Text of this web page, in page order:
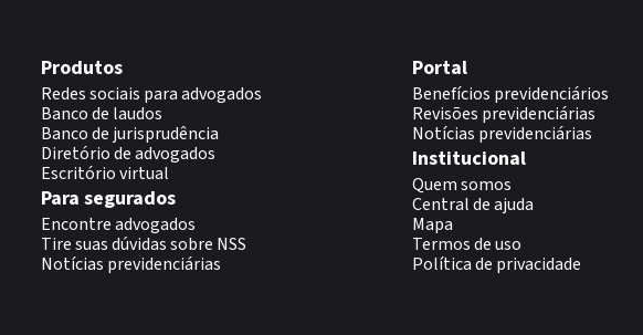
Produtos
Redes sociais para advogados
Banco de laudos
Banco de jurisprudência
Diretório de advogados
Escritório virtual
Para segurados
Encontre advogados
Tire suas dúvidas sobre NSS
Notícias previdenciárias
Portal
Benefícios previdenciários
Revisões previdenciárias
Notícias previdenciárias
Institucional
Quem somos
Central de ajuda
Mapa
Termos de uso
Política de privacidade